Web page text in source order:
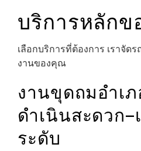
บริการหลักข
เลือกบริการที่ต้องการ เราจัด
งานของคุณ
งานขุดถมอำเ
ดำเนินสะดวก–
ระดับ